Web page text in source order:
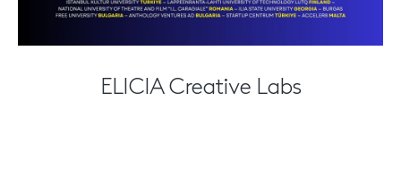
ELICIA Creative Labs